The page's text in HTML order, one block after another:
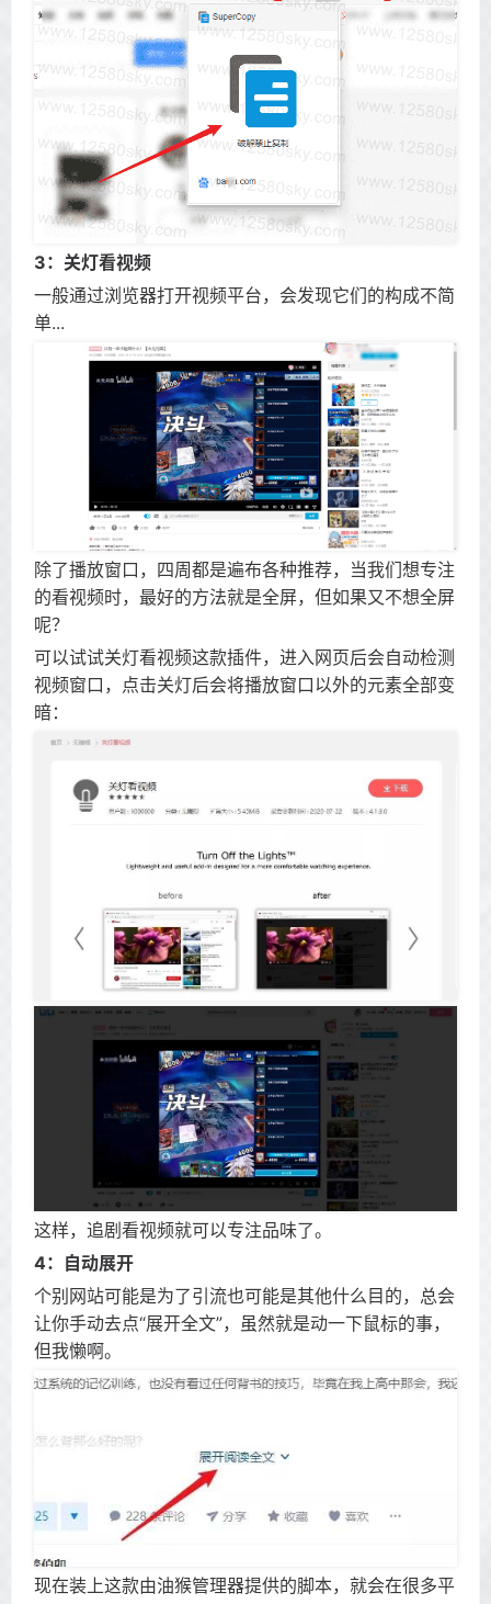
3：关灯看视频
一般通过浏览器打开视频平台，会发现它们的构成不简
单...
除了播放窗口，四周都是遍布各种推荐，当我们想专注
的看视频时，最好的方法就是全屏，但如果又不想全屏
呢？
可以试试关灯看视频这款插件，进入网页后会自动检测
视频窗口，点击关灯后会将播放窗口以外的元素全部变
暗：
这样，追剧看视频就可以专注品味了。
4：自动展开
个别网站可能是为了引流也可能是其他什么目的，总会
让你手动去点“展开全文”，虽然就是动一下鼠标的事，
但我懒啊。
现在装上这款由油猴管理器提供的脚本，就会在很多平